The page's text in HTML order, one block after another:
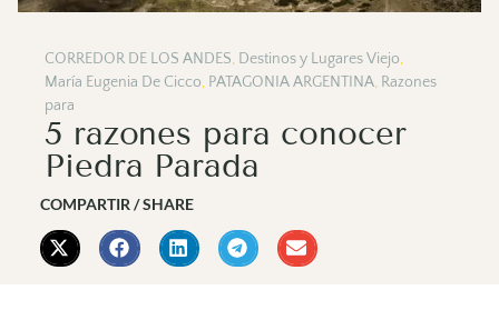
CORREDOR DE LOS ANDES, Destinos y Lugares Viejo,
María Eugenia De Cicco, PATAGONIA ARGENTINA, Razones
para
5 razones para conocer
Piedra Parada
COMPARTIR / SHARE